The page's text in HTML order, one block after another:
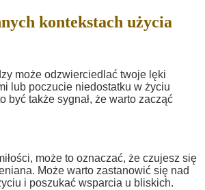
kontekstach użycia
może odzwierciedlać twoje lęki
lub poczucie niedostatku w życiu
być także sygnał, że warto zacząć
może to oznaczać, że czujesz się
Może warto zastanowić się nad
i poszukać wsparcia u bliskich.